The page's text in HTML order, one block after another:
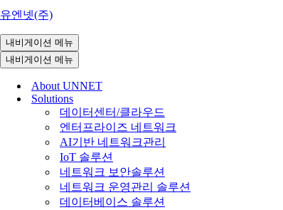
유엔넷(주)
내비게이션 메뉴
내비게이션 메뉴
About UNNET
Solutions
데이터센터/클라우드
엔터프라이즈 네트워크
AI기반 네트워크관리
IoT 솔루션
네트워크 보안솔루션
네트워크 운영관리 솔루션
데이터베이스 솔루션